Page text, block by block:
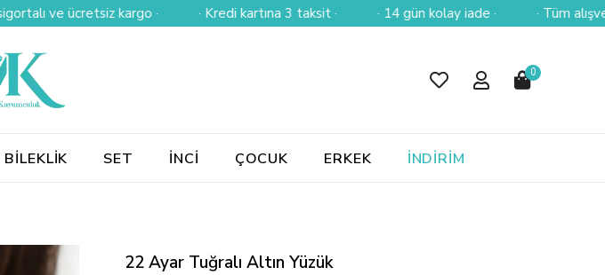
ücretsiz kargo · · Kredi kartına 3 taksit · · 14 gün kolay iade · · Tüm
0
BİLEKLİK SET İNCİ ÇOCUK ERKEK İNDİRİM
22 Ayar Tuğralı Altın Yüzük